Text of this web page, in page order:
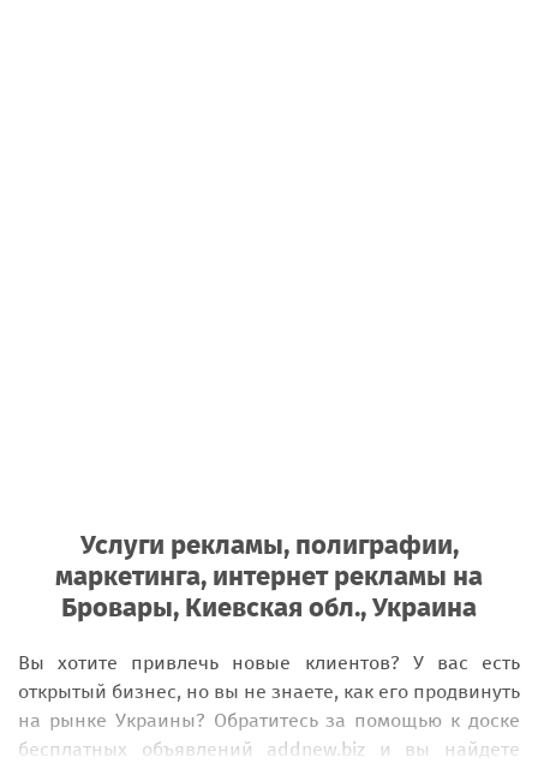
Услуги рекламы, полиграфии,
маркетинга, интернет рекламы на
Бровары, Киевская обл., Украина
Вы хотите привлечь новые клиентов? У вас есть
открытый бизнес, но вы не знаете, как его продвинуть
на рынке Украины? Обратитесь за помощью к доске
бесплатных объявлений addnew.biz и вы найдете